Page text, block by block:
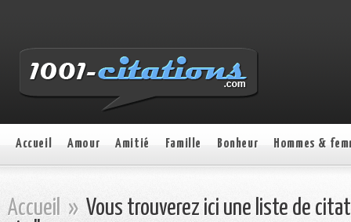
Accueil Amour Amitié Famille Bonheur Hommes &
Accueil » Vous trouverez ici une liste de